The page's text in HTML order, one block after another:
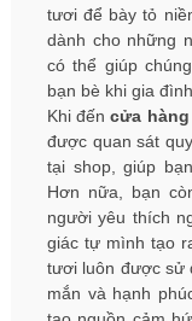
tươi để bày tỏ
dành cho những
có thể giúp
bạn bè khi gia
Khi đếncửa
được quan sát
tại shop, giúp
Hơn nữa, bạn
người yêu thích
giác tự mình tạo
tươi luôn được sử
mắn và hạnh